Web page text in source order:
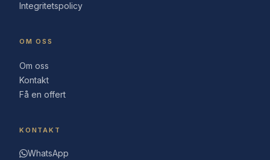
Integritetspolicy
OM OSS
Om oss
Kontakt
Få en offert
KONTAKT
WhatsApp